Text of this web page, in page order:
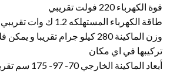
قوة الكهرباء 220 فولت تقريبي
طاقة الكهرباء المستهلكه 1.2 ك وات تقريبي
وزن الماكينة 280 كيلو جرام تقريبا و
تركيبها في اي مكان
أبعاد الماكينة